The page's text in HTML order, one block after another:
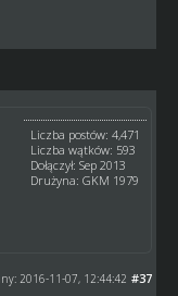
Liczba postów: 4,471
Liczba wątków: 593
Dołączył: Sep 2013
Drużyna: GKM 1979
#37
2016-11-07, 12:44:42